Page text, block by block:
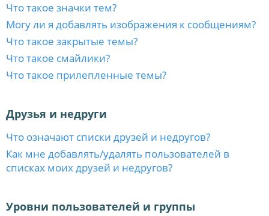
Что такое значки тем?
Могу ли я добавлять изображения к сообщениям?
Что такое закрытые темы?
Что такое смайлики?
Что такое прилепленные темы?
Друзья и недруги
Что означают списки друзей и недругов?
Как мне добавлять/удалять пользователей в
списках моих друзей и недругов?
Уровни пользователей и группы